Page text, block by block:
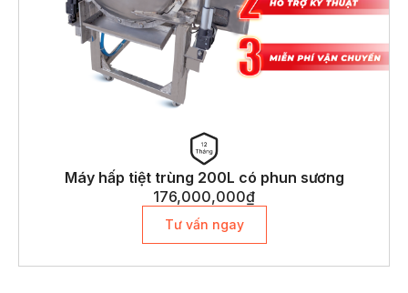
Máy hấp tiệt trùng 200L có phun sương
176,000,000₫
Tư vấn ngay